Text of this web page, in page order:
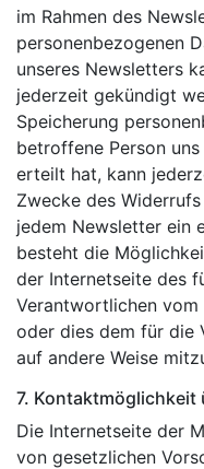
im Rahmen des
personenbezogenen
unseres Newsletters
jederzeit gekündigt
Speicherung
betroffene Person
erteilt hat, kann
Zwecke des
jedem Newsletter ein
besteht die
der Internetseite des
Verantwortlichen
oder dies dem für die
auf andere Weise
7. Kontaktmöglichkeit
Die Internetseite der
von gesetzlichen